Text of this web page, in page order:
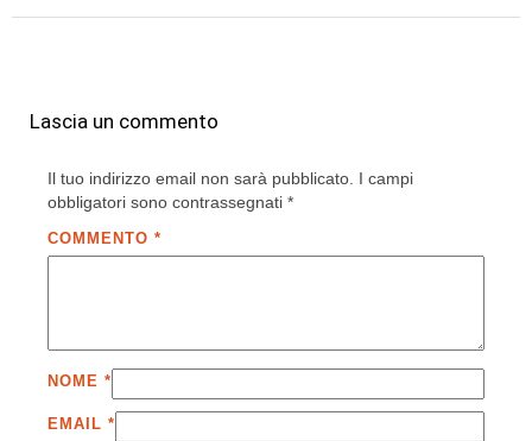
Lascia un commento
Il tuo indirizzo email non sarà pubblicato. I campi
obbligatori sono contrassegnati *
COMMENTO *
NOME *
EMAIL *